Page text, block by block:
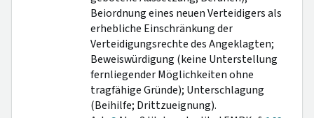
Beiordnung eines neuen Verteidigers als
erhebliche Einschränkung der
Verteidigungsrechte des Angeklagten;
Beweiswürdigung (keine Unterstellung
fernliegender Möglichkeiten ohne
tragfähige Gründe); Unterschlagung
(Beihilfe; Drittzueignung).